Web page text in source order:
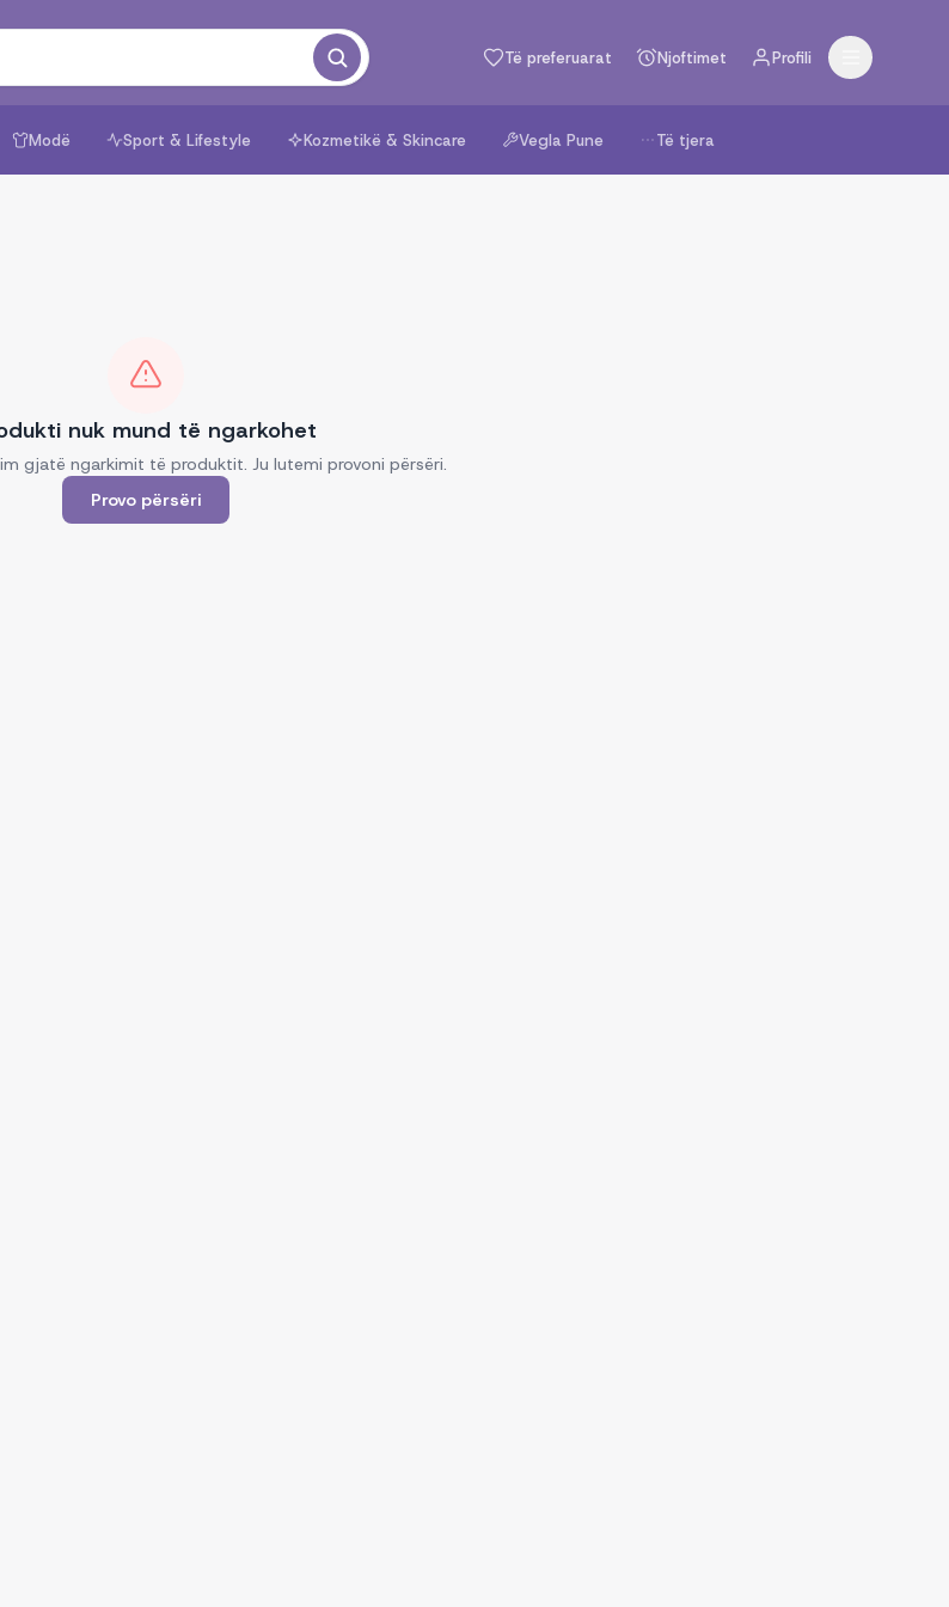
Të preferuarat Njoftimet Profili
Modë Sport & Lifestyle Kozmetikë & Skincare Vegla Pune Të tjera
nuk mund të ngarkohet
gjatë ngarkimit të produktit. Ju lutemi provoni përsëri.
Provo përsëri